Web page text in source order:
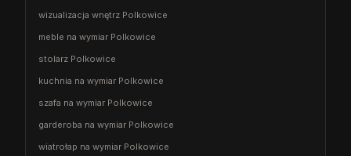
wizualizacja wnętrz Polkowice
meble na wymiar Polkowice
stolarz Polkowice
kuchnia na wymiar Polkowice
szafa na wymiar Polkowice
garderoba na wymiar Polkowice
wiatrołap na wymiar Polkowice